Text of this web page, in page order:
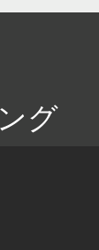
グ